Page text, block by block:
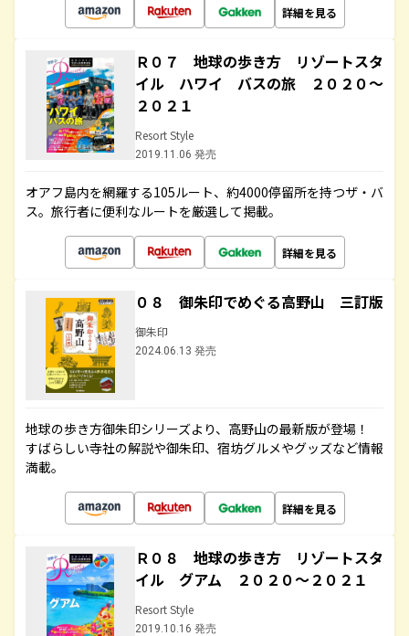
詳細を見る
Ｒ０７ 地球の歩き方 リゾートスタ
イル ハワイ バスの旅 ２０２０～
２０２１
Resort Style
2019.11.06 発売
オアフ島内を網羅する105ルート、約4000停留所を持つザ・バ
ス。旅行者に便利なルートを厳選して掲載。
詳細を見る
０８ 御朱印でめぐる高野山 三訂版
御朱印
2024.06.13 発売
地球の歩き方御朱印シリーズより、高野山の最新版が登場！
すばらしい寺社の解説や御朱印、宿坊グルメやグッズなど情報
満載。
詳細を見る
Ｒ０８ 地球の歩き方 リゾートスタ
イル グアム ２０２０～２０２１
Resort Style
2019.10.16 発売